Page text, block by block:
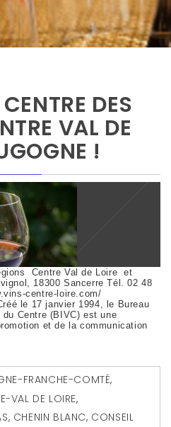
DES
VAL DE
!
Centre Val de Loire et
18300 Sancerre Tél. 02 48
centre-loire.com/
le 17 janvier 1994, le Bureau
Centre (BIVC) est une
et de la communication
FRANCHE-COMTÉ,
VAL DE LOIRE,
, CHENIN BLANC, CONSEIL